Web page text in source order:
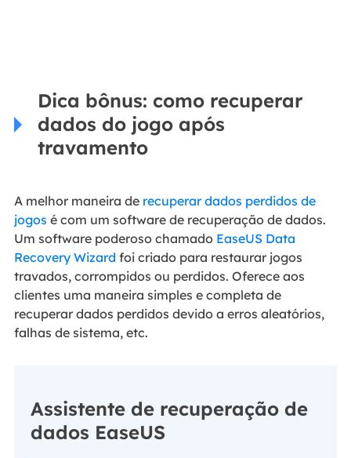
Dica bônus: como recuperar
dados do jogo após
travamento
A melhor maneira de recuperar dados perdidos de
jogos é com um software de recuperação de dados.
Um software poderoso chamado EaseUS Data
Recovery Wizard foi criado para restaurar jogos
travados, corrompidos ou perdidos. Oferece aos
clientes uma maneira simples e completa de
recuperar dados perdidos devido a erros aleatórios,
falhas de sistema, etc.
Assistente de recuperação de
dados EaseUS